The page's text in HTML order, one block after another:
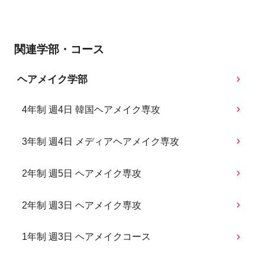
関連学部・コース
ヘアメイク学部
4年制 週4日 韓国ヘアメイク専攻
3年制 週4日 メディアヘアメイク専攻
2年制 週5日 ヘアメイク専攻
2年制 週3日 ヘアメイク専攻
1年制 週3日 ヘアメイクコース